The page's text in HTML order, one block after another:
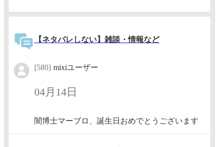
【ネタバレしない】雑談・情報など
[580] mixiユーザー
04月14日
闇博士マーブロ、誕生日おめでとうございます